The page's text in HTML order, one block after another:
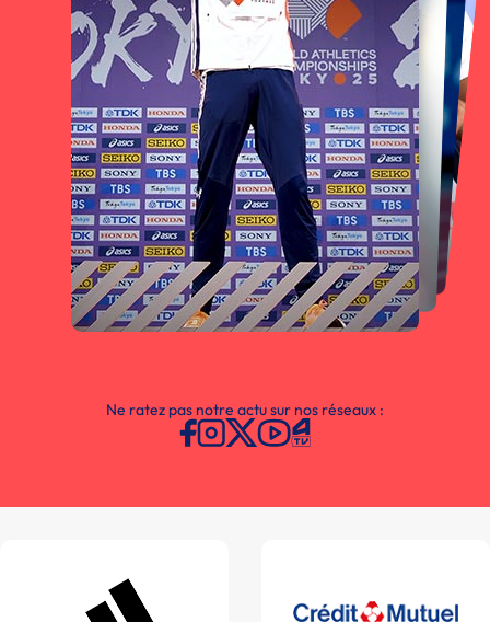
Ne ratez pas notre actu sur nos réseaux :